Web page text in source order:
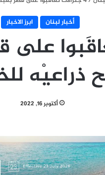
أخبار لبنان
ابرز الاخبار
ذراعيْه
أكتوبر 16, 2022